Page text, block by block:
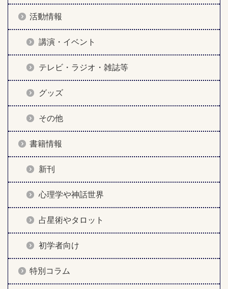
活動情報
講演・イベント
テレビ・ラジオ・雑誌等
グッズ
その他
書籍情報
新刊
心理学や神話世界
占星術やタロット
初学者向け
特別コラム